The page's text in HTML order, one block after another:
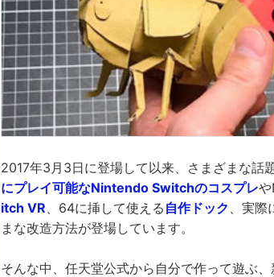
2017年3月3日に登場して以来、さまざまな話
にプレイ可能なNintendo Switchのコスプレ
itch VR 、64に挿して使える 自作ドック 、実
まな改造方法が登場しています。
そんな中、任天堂公式から自分で作って遊ぶ